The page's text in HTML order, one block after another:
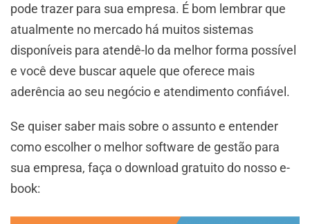
pode trazer para sua empresa. É bom lembrar que
atualmente no mercado há muitos sistemas
disponíveis para atendê-lo da melhor forma possível
e você deve buscar aquele que oferece mais
aderência ao seu negócio e atendimento confiável.
Se quiser saber mais sobre o assunto e entender
como escolher o melhor software de gestão para
sua empresa, faça o download gratuito do nosso e-
book: